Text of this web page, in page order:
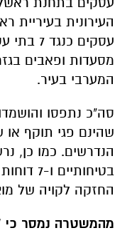
העירונית בעיריית
עסקים
מסעדות ופאבים
המערבי בעיר.
שהינם פגי תוקף
החזקה לקויה של
מהמשטרה נמסר